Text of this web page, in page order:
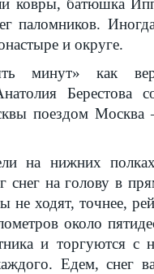
ковры, батюшка
паломников.
и округе.
минут» как
Берестова
поездом
на нижних
снег на голову в
ходят, точнее,
около
и торгуются с
Едем, снег